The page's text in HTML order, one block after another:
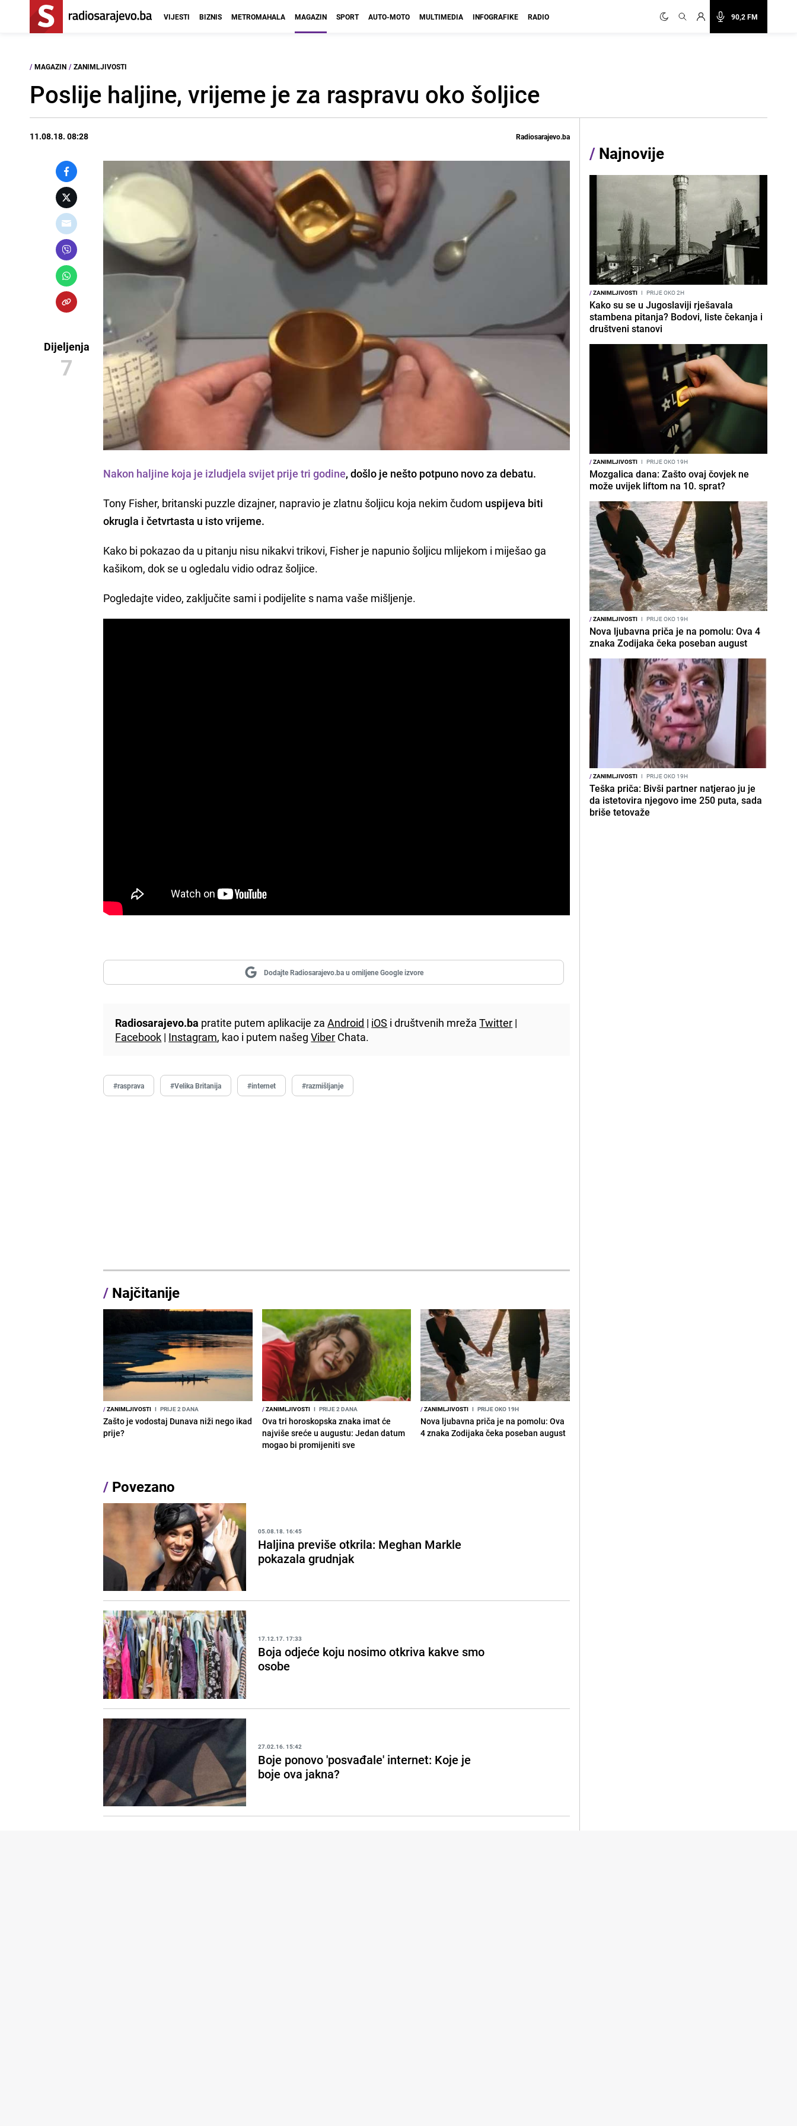
90,2 FM
VIJESTI BIZNIS METROMAHALA MAGAZIN SPORT AUTO-MOTO MULTIMEDIA INFOGRAFIKE RADIO
/ MAGAZIN / ZANIMLJIVOSTI
Poslije haljine, vrijeme je za raspravu oko šoljice
11.08.18. 08:28 Radiosarajevo.ba
Dijeljenja
7
Nakon haljine koja je izludjela svijet prije tri godine, došlo je nešto potpuno novo za debatu.
Tony Fisher, britanski puzzle dizajner, napravio je zlatnu šoljicu koja nekim čudom uspijeva biti
okrugla i četvrtasta u isto vrijeme.
Kako bi pokazao da u pitanju nisu nikakvi trikovi, Fisher je napunio šoljicu mlijekom i miješao ga
kašikom, dok se u ogledalu vidio odraz šoljice.
Pogledajte video, zaključite sami i podijelite s nama vaše mišljenje.
Dodajte Radiosarajevo.ba u omiljene Google izvore
Radiosarajevo.ba pratite putem aplikacije zaAndroid | iOS i društvenih mrežaTwitter |
Facebook | Instagram, kao i putem našegViber Chata.
#rasprava #Velika Britanija #internet #razmišljanje
/ Najčitanije
/ZANIMLJIVOSTI I PRIJE 2 DANA
Zašto je vodostaj Dunava niži nego ikad
prije?
/ZANIMLJIVOSTI I PRIJE 2 DANA
Ova tri horoskopska znaka imat će
najviše sreće u augustu: Jedan datum
mogao bi promijeniti sve
/ZANIMLJIVOSTI I PRIJE OKO 19H
Nova ljubavna priča je na pomolu: Ova
4 znaka Zodijaka čeka poseban august
/ Povezano
05.08.18. 16:45
Haljina previše otkrila: Meghan Markle
pokazala grudnjak
17.12.17. 17:33
Boja odjeće koju nosimo otkriva kakve smo
osobe
27.02.16. 15:42
Boje ponovo 'posvađale' internet: Koje je
boje ova jakna?
/ Najnovije
/ZANIMLJIVOSTI I PRIJE OKO 2H
Kako su se u Jugoslaviji rješavala
stambena pitanja? Bodovi, liste čekanja i
društveni stanovi
/ZANIMLJIVOSTI I PRIJE OKO 19H
Mozgalica dana: Zašto ovaj čovjek ne
može uvijek liftom na 10. sprat?
/ZANIMLJIVOSTI I PRIJE OKO 19H
Nova ljubavna priča je na pomolu: Ova 4
znaka Zodijaka čeka poseban august
/ZANIMLJIVOSTI I PRIJE OKO 19H
Teška priča: Bivši partner natjerao ju je
da istetovira njegovo ime 250 puta, sada
briše tetovaže